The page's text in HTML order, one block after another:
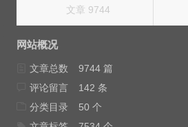
文章 9744
网站概况
文章总数
9744 篇
评论留言
142 条
分类目录
50 个